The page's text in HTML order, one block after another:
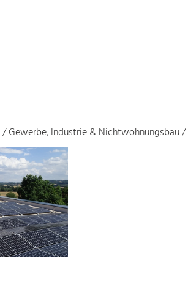
/Gewerbe, Industrie & Nichtwohnungsbau/